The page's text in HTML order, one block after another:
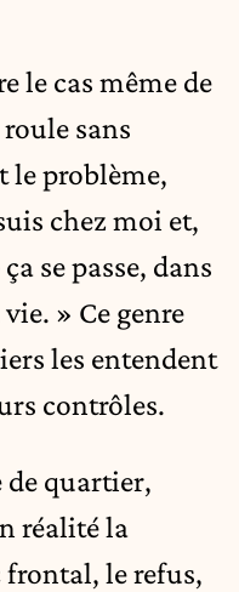
le cas même de
sans
le problème,
chez moi et,
se passe, dans
» Ce genre
les entendent
contrôles.
de quartier,
réalité la
frontal, le refus,